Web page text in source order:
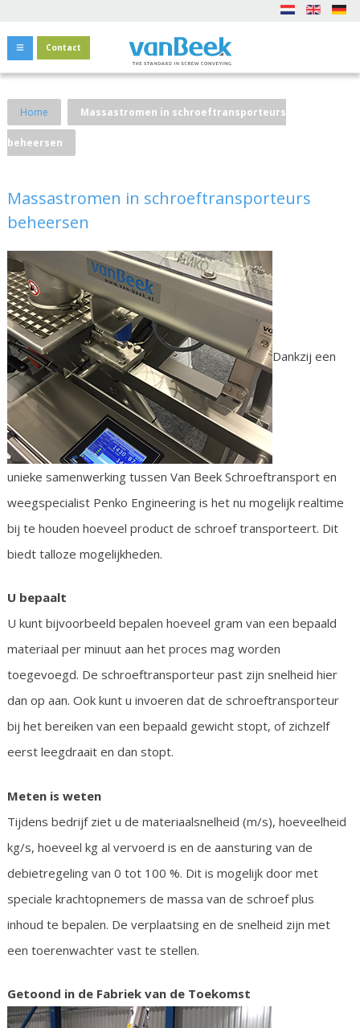
Contact
Home Massastromen in schroeftransporteurs
beheersen
Massastromen in schroeftransporteurs
beheersen
Dankzij een
unieke samenwerking tussen Van Beek Schroeftransport en
weegspecialist Penko Engineering is het nu mogelijk realtime
bij te houden hoeveel product de schroef transporteert. Dit
biedt talloze mogelijkheden.
U bepaalt
U kunt bijvoorbeeld bepalen hoeveel gram van een bepaald
materiaal per minuut aan het proces mag worden
toegevoegd. De schroeftransporteur past zijn snelheid hier
dan op aan. Ook kunt u invoeren dat de schroeftransporteur
bij het bereiken van een bepaald gewicht stopt, of zichzelf
eerst leegdraait en dan stopt.
Meten is weten
Tijdens bedrijf ziet u de materiaalsnelheid (m/s), hoeveelheid
kg/s, hoeveel kg al vervoerd is en de aansturing van de
debietregeling van 0 tot 100 %. Dit is mogelijk door met
speciale krachtopnemers de massa van de schroef plus
inhoud te bepalen. De verplaatsing en de snelheid zijn met
een toerenwachter vast te stellen.
Getoond in de Fabriek van de Toekomst